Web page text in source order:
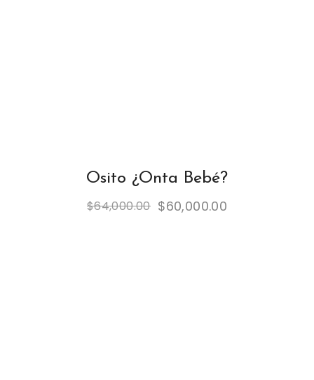
Osito ¿Onta Bebé?
$64,000.00 $60,000.00